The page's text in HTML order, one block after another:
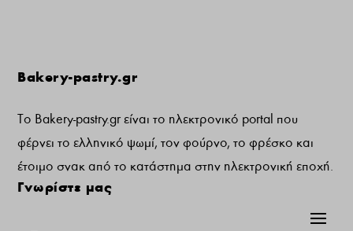
Bakery-pastry.gr
Το Bakery-pastry.gr είναι το ηλεκτρονικό portal που
φέρνει το ελληνικό ψωμί, τον φούρνο, το φρέσκο και
έτοιμο σνακ από το κατάστημα στην ηλεκτρονική εποχή.
Γνωρίστε μας